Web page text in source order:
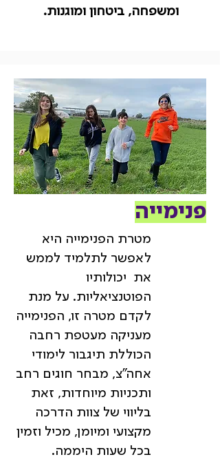
ומשפחה, ביטחון ומוגנות.
פנימייה
מטרת הפנימייה היא
לאפשר לתלמיד לממש
את יכולותיו
הפוטנציאליות. על מנת
לקדם מטרה זו, הפנימייה
מעניקה מעטפת רחבה
הכוללת תיגבור לימודי
אחה"צ, מבחר חוגים רחב
ותכניות מיוחדות, זאת
בליווי של צוות הדרכה
מקצועי ומיומן, מכיל וזמין
בכל שעות היממה.